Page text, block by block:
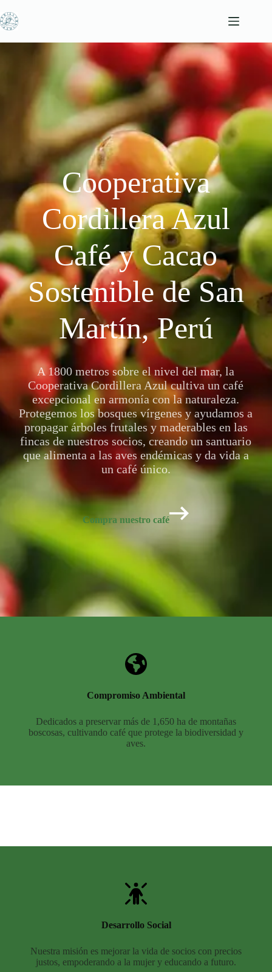
al
contenido
Cooperativa
Cordillera Azul
Café y Cacao
Sostenible de San
Martín, Perú
A 1800 metros sobre el nivel del mar, la
Cooperativa Cordillera Azul cultiva un café
excepcional en armonía con la naturaleza.
Protegemos los bosques vírgenes y ayudamos a
propagar árboles frutales y maderables en las
fincas de nuestros socios, creando un santuario
que alimenta a las aves endémicas y da vida a
un café único.
Compra nuestro café
Compromiso Ambiental
Dedicados a preservar más de 1,650 ha de montañas
boscosas, cultivando café que protege la biodiversidad y
aves.
Desarrollo Social
Nuestra misión es mejorar la vida de socios con precios
justos, empoderando a la mujer y educando a futuro.